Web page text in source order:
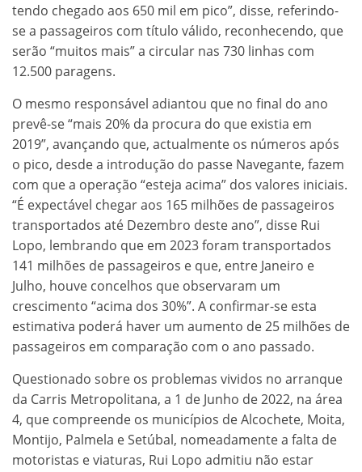
tendo chegado aos 650 mil em pico”, disse, referindo-
se a passageiros com título válido, reconhecendo, que
serão “muitos mais” a circular nas 730 linhas com
12.500 paragens.
O mesmo responsável adiantou que no final do ano
prevê-se “mais 20% da procura do que existia em
2019”, avançando que, actualmente os números após
o pico, desde a introdução do passe Navegante, fazem
com que a operação “esteja acima” dos valores iniciais.
“É expectável chegar aos 165 milhões de passageiros
transportados até Dezembro deste ano”, disse Rui
Lopo, lembrando que em 2023 foram transportados
141 milhões de passageiros e que, entre Janeiro e
Julho, houve concelhos que observaram um
crescimento “acima dos 30%”. A confirmar-se esta
estimativa poderá haver um aumento de 25 milhões de
passageiros em comparação com o ano passado.
Questionado sobre os problemas vividos no arranque
da Carris Metropolitana, a 1 de Junho de 2022, na área
4, que compreende os municípios de Alcochete, Moita,
Montijo, Palmela e Setúbal, nomeadamente a falta de
motoristas e viaturas, Rui Lopo admitiu não estar